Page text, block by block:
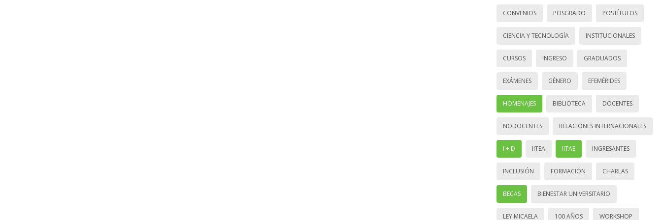
CONVENIOS POSGRADO POSTÍTULOS
CIENCIA Y TECNOLOGÍA INSTITUCIONALES
CURSOS INGRESO GRADUADOS
EXÁMENES GÉNERO EFEMÉRIDES
HOMENAJES BIBLIOTECA DOCENTES
NODOCENTES RELACIONES INTERNACIONALES
I + D IITEA IITAE INGRESANTES
INCLUSIÓN FORMACIÓN CHARLAS
BECAS BIENESTAR UNIVERSITARIO
LEY MICAELA 100 AÑOS WORKSHOP